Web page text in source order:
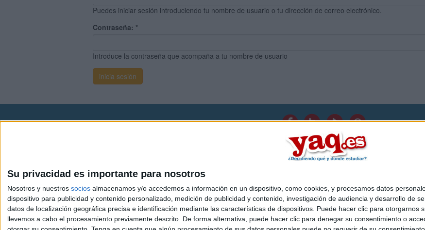
Su privacidad es importante para nosotros
Nosotros y nuestros socios almacenamos y/o accedemos a información en un dispositivo, como cookies, y procesamos datos
dispositivo para publicidad y contenido personalizado, medición de publicidad y contenido, investigación de audiencia y desarrollo de
datos de localización geográfica precisa e identificación mediante las características de dispositivos. Puede hacer clic para
llevemos a cabo el procesamiento previamente descrito. De forma alternativa, puede hacer clic para denegar su consentimiento o
Puedes iniciar sesión introduciendo tu nombre de usuario o tu dirección de correo electrónico.
Contraseña: *
Introduce la contraseña que acompaña a tu nombre de usuario
Quiénes somos| Contactar|Anúnciate
Politica de privacidad|Condiciones generales
- Diego de León 47 - 28006 Madrid